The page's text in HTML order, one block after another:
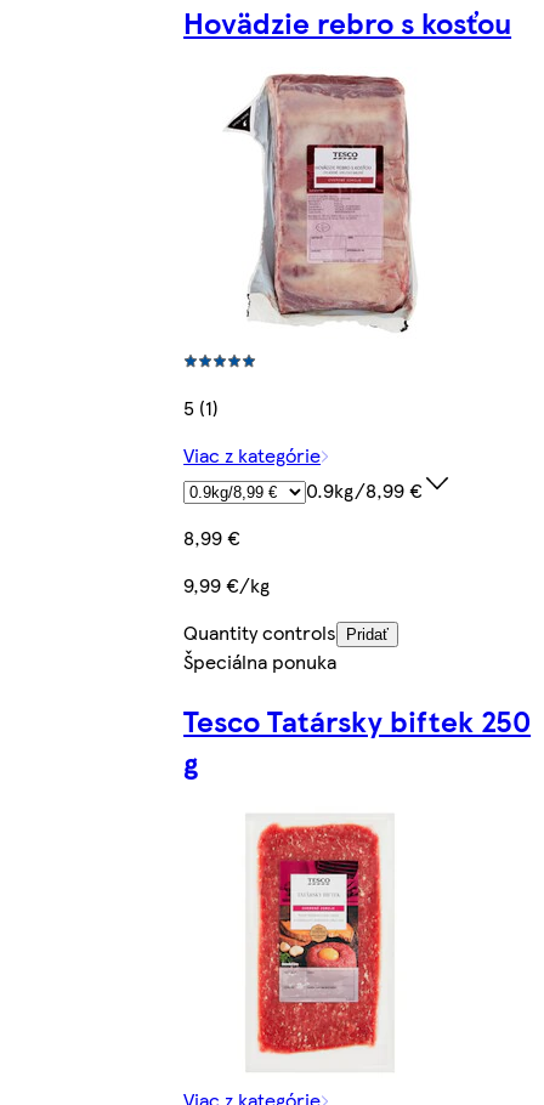
Hovädzie rebro s kosťou
5 (1)
Viac z kategórie
0.9kg/8,99 €
8,99 €
9,99 €/kg
Quantity controls
Pridať
Špeciálna ponuka
Tesco Tatársky biftek 250
g
Viac z kategórie